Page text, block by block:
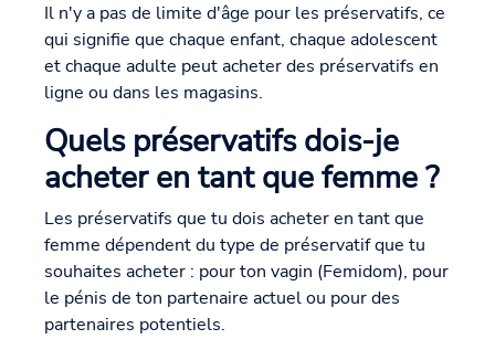
Il n'y a pas de limite d'âge pour les préservatifs, ce
qui signifie que chaque enfant, chaque adolescent
et chaque adulte peut acheter des préservatifs en
ligne ou dans les magasins.
Quels préservatifs dois-je
acheter en tant que femme ?
Les préservatifs que tu dois acheter en tant que
femme dépendent du type de préservatif que tu
souhaites acheter : pour ton vagin (Femidom), pour
le pénis de ton partenaire actuel ou pour des
partenaires potentiels.